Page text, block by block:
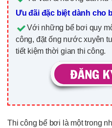
Ưu đãi đặc biệt dành cho
Với những bể bơi quy
công, đặt ống nước xuyên
tiết kiệm thời gian thi công.
Thi công bể bơi là một trong